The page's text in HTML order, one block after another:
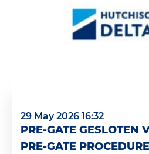
29 May 2026 16:32
PRE-GATE GESLOTEN
PRE-GATE